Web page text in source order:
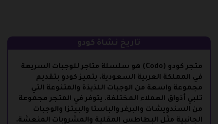
تاريخ نشاة كودو
متجر كودو (Codo) هو سلسلة متاجر للوجبات السريعة
في المملكة العربية السعودية. يتميز كودو بتقديم
مجموعة واسعة من الوجبات اللذيذة والمتنوعة التي
تلبي أذواق العملاء المختلفة. يتوفر في المتجر مجموعة
من السندويشات والبرغر والباستا والبيتزا والوجبات
الجانبية مثل البطاطس المقلية والمشروبات المنعشة.